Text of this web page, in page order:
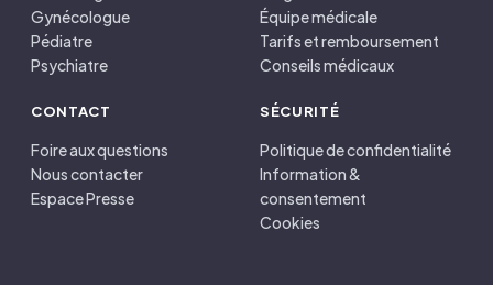
Gynécologue
Pédiatre
Psychiatre
Équipe médicale
Tarifs et remboursement
Conseils médicaux
CONTACT
Foire aux questions
Nous contacter
Espace Presse
SÉCURITÉ
Politique de confidentialité
Information &
consentement
Cookies